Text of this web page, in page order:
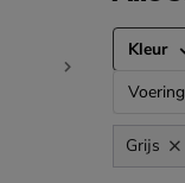
Kleur
Voering
Grijs